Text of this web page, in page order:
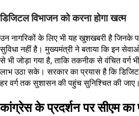
डिजिटल विभाजन को करना होगा खत्म
उन नागरिकों के लिए भी यह खुशखबरी है जिनके
सुविधा नहीं है। मुख्यमंत्री ने बताया कि इन
से भी जोड़ा गया है, ताकि तकनीक से वंचित वर्ग
लाभ उठा सके। सरकार का प्रयास है कि
हर वर्ग तक सुशासन की पहुंच सुनिश्चित की जाए।
कांग्रेस के प्रदर्शन पर सीएम का